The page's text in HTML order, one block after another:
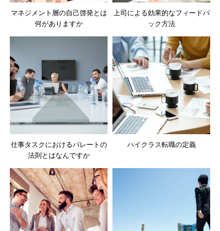
マネジメント層の自己啓発とは
何がありますか
上司による効果的なフィードバ
ック方法
仕事タスクにおけるパレートの
法則とはなんですか
ハイクラス転職の定義